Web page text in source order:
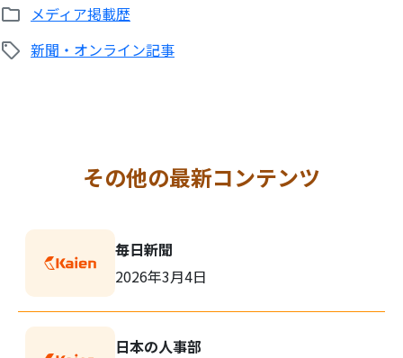
メディア掲載歴
新聞・オンライン記事
その他の最新コンテンツ
毎日新聞
2026年3月4日
日本の人事部